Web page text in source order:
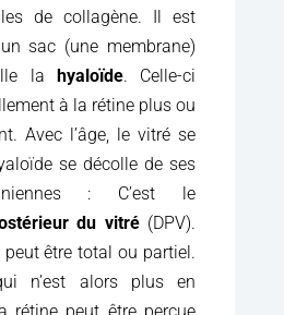
de collagène. Il est
sac (une membrane)
la
hyaloïde. Celle-ci
à la rétine plus ou
Avec l’âge, le vitré se
se décolle de ses
: C’est le
du vitré(DPV).
peut être total ou partiel.
n’est alors plus en